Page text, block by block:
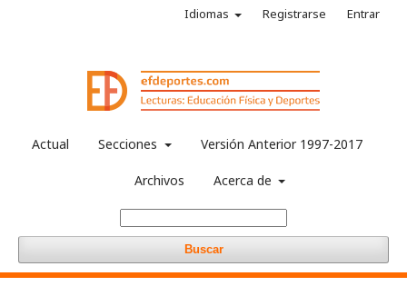
Actual Secciones Versión Anterior 1997-2017
Archivos Acerca de
Buscar
Idiomas Registrarse Entrar